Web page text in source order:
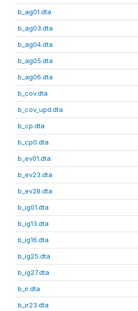
b_ag01.dta
b_ag03.dta
b_ag04.dta
b_ag05.dta
b_ag06.dta
b_cov.dta
b_cov_upd.dta
b_cp.dta
b_cp0.dta
b_ev01.dta
b_ev23.dta
b_ev28.dta
b_ig01.dta
b_ig13.dta
b_ig16.dta
b_ig25.dta
b_ig27.dta
b_ir.dta
b_ir23.dta